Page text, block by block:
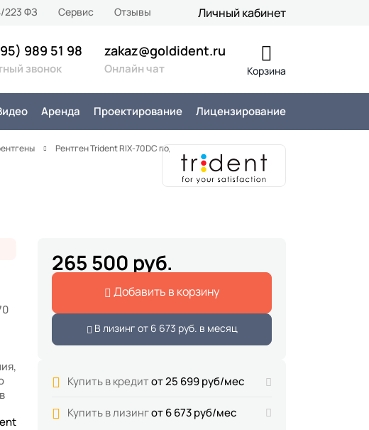
223 ФЗ Сервис Отзывы Личный кабинет
989 51 98
звонок
zakaz@goldident.ru
Онлайн чат Корзина
Аренда Проектирование Лицензирование
Рентген Trident RIX-70DC подкатной
265 500 руб.
Добавить в корзину
В лизинг от 6 673 руб. в месяц
Купить в кредитот 25 699 руб/мес
Купить в лизингот 6 673 руб/мес